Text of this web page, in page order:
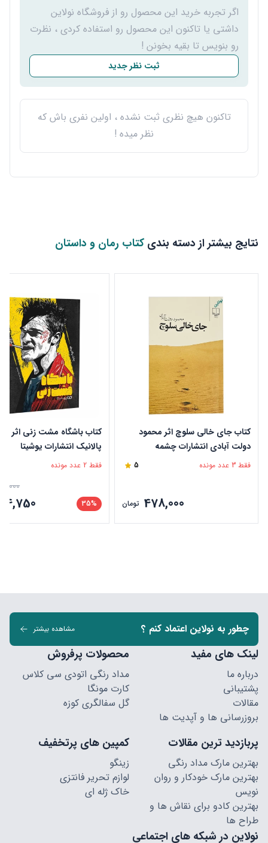
اگر تجربه خرید این محصول رو از فروشگاه نولاین
داشتی یا تاکنون این محصول رو استفاده کردی ، نظرت
رو بنویس تا بقیه بخونن !
ثبت نظر جدید
تاکنون هیچ نظری ثبت نشده ، اولین نفری باش که
نظر میده !
نتایج بیشتر از دسته بندی کتاب رمان و داستان
کتاب جای خالی سلوچ اثر محمود
دولت آبادی انتشارات چشمه
فقط 3 عدد مونده 5
478,000 تومان
کتاب باشگاه مشت زنی اثر
پالانیک انتشارات یوشیتا
فقط 2 عدد مونده
35%
چطور به نولاین اعتماد کنم ؟ مشاهده بیشتر
لینک های مفید
درباره ما
پشتیبانی
مقالات
بروزرسانی ها و آپدیت ها
محصولات پرفروش
مداد رنگی اتودی سی کلاس
کارت مونگا
گل سفالگری کوزه
پربازدید ترین مقالات
بهترین مارک مداد رنگی
بهترین مارک خودکار و روان
نویس
بهترین کادو برای نقاش ها و
طراح ها
کمپین های پرتخفیف
زینگو
لوازم تحریر فانتزی
خاک ژله ای
نولاین در شبکه های اجتماعی